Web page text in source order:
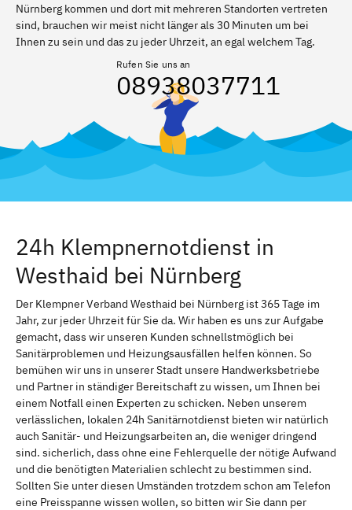
Nürnberg kommen und dort mit mehreren Standorten vertreten
sind, brauchen wir meist nicht länger als 30 Minuten um bei
Ihnen zu sein und das zu jeder Uhrzeit, an egal welchem Tag.
Rufen Sie uns an
08938037711
24h Klempnernotdienst in
Westhaid bei Nürnberg
Der Klempner Verband Westhaid bei Nürnberg ist 365 Tage im
Jahr, zur jeder Uhrzeit für Sie da. Wir haben es uns zur Aufgabe
gemacht, dass wir unseren Kunden schnellstmöglich bei
Sanitärproblemen und Heizungsausfällen helfen können. So
bemühen wir uns in unserer Stadt unsere Handwerksbetriebe
und Partner in ständiger Bereitschaft zu wissen, um Ihnen bei
einem Notfall einen Experten zu schicken. Neben unserem
verlässlichen, lokalen 24h Sanitärnotdienst bieten wir natürlich
auch Sanitär- und Heizungsarbeiten an, die weniger dringend
sind. sicherlich, dass ohne eine Fehlerquelle der nötige Aufwand
und die benötigten Materialien schlecht zu bestimmen sind.
Sollten Sie unter diesen Umständen trotzdem schon am Telefon
eine Preisspanne wissen wollen, so bitten wir Sie dann per